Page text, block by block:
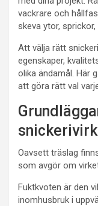
vackrare och
skeva ytor,
Att välja rätt
egenskaper,
olika ändamål. Här
att göra rätt val
Oavsett träslag
som avgör om
Fuktkvoten är den
inomhusbruk i